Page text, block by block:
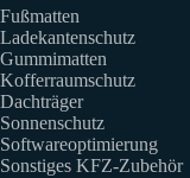
Fußmatten
Ladekantenschutz
Gummimatten
Kofferraumschutz
Dachträger
Sonnenschutz
Softwareoptimierung
Sonstiges KFZ-Zubehör